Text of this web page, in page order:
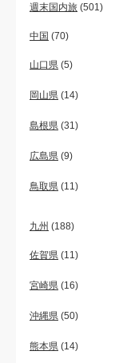
週末国内旅 (501)
中国 (70)
山口県 (5)
岡山県 (14)
島根県 (31)
広島県 (9)
鳥取県 (11)
九州 (188)
佐賀県 (11)
宮崎県 (16)
沖縄県 (50)
熊本県 (14)